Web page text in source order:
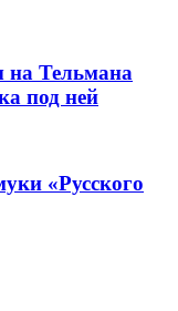
на Тельмана
под ней
«Русского